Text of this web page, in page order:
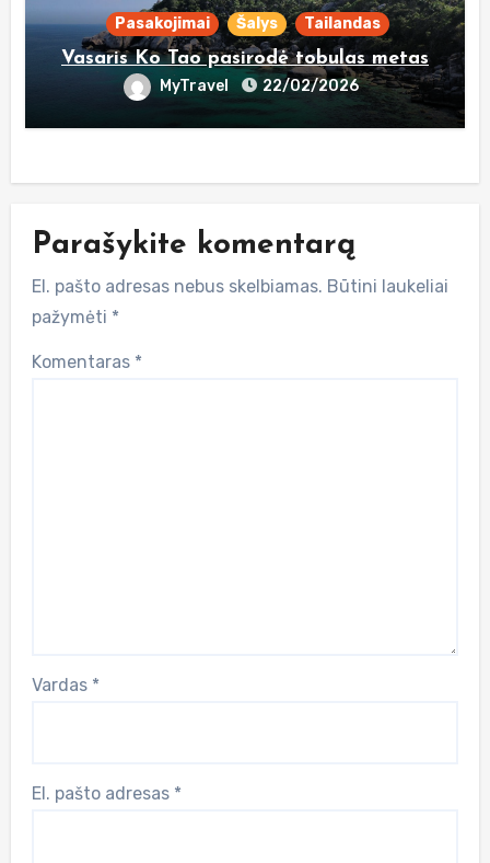
Pasakojimai Šalys Tailandas
Vasaris Ko Tao pasirodė tobulas metas
MyTravel 22/02/2026
Parašykite komentarą
El. pašto adresas nebus skelbiamas. Būtini laukeliai
pažymėti *
Komentaras *
Vardas *
El. pašto adresas *